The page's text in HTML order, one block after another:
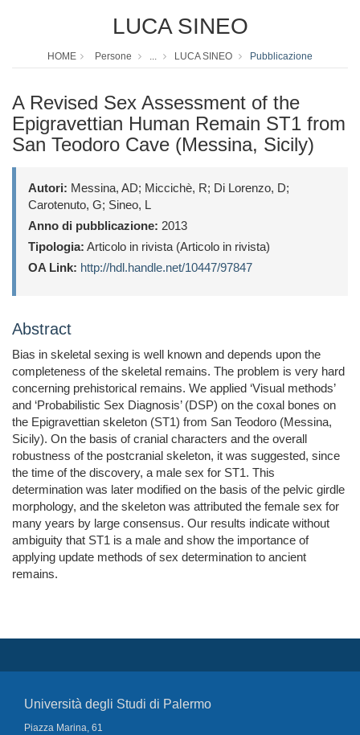
LUCA SINEO
HOME Persone ... LUCA SINEO Pubblicazione
A Revised Sex Assessment of the
Epigravettian Human Remain ST1 from
San Teodoro Cave (Messina, Sicily)
Autori: Messina, AD; Miccichè, R; Di Lorenzo, D;
Carotenuto, G; Sineo, L
Anno di pubblicazione: 2013
Tipologia: Articolo in rivista (Articolo in rivista)
OA Link: http://hdl.handle.net/10447/97847
Abstract
Bias in skeletal sexing is well known and depends upon the
completeness of the skeletal remains. The problem is very hard
concerning prehistorical remains. We applied ‘Visual methods’
and ‘Probabilistic Sex Diagnosis’ (DSP) on the coxal bones on
the Epigravettian skeleton (ST1) from San Teodoro (Messina,
Sicily). On the basis of cranial characters and the overall
robustness of the postcranial skeleton, it was suggested, since
the time of the discovery, a male sex for ST1. This
determination was later modified on the basis of the pelvic girdle
morphology, and the skeleton was attributed the female sex for
many years by large consensus. Our results indicate without
ambiguity that ST1 is a male and show the importance of
applying update methods of sex determination to ancient
remains.
Università degli Studi di Palermo
Piazza Marina, 61